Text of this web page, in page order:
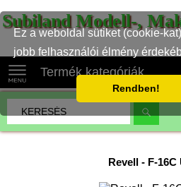
Ez a weboldal sütiket (cookie-
jobb felhasználói élmény
Rendben!
Subiland Modell-,
Termék kategóriák
Revell - F-16C